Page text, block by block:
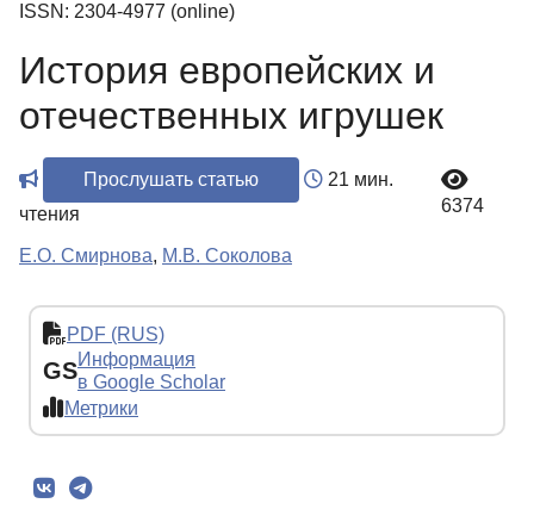
ISSN: 2304-4977 (online)
История европейских и
отечественных игрушек
Прослушать статью
21 мин.
чтения
6374
Е.О. Смирнова, М.В. Соколова
PDF (RUS)
GSИнформация
в Google Scholar
Метрики